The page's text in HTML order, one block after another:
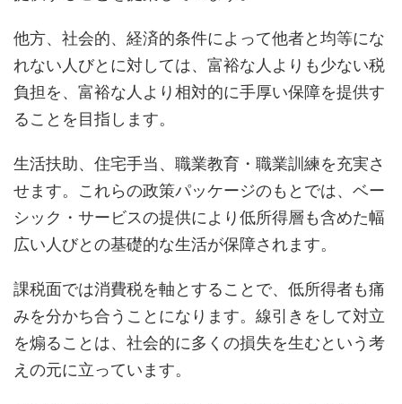
他方、社会的、経済的条件によって他者と均等にな
れない人びとに対しては、富裕な人よりも少ない税
負担を、富裕な人より相対的に手厚い保障を提供す
ることを目指します。
生活扶助、住宅手当、職業教育・職業訓練を充実さ
せます。これらの政策パッケージのもとでは、ベー
シック・サービスの提供により低所得層も含めた幅
広い人びとの基礎的な生活が保障されます。
課税面では消費税を軸とすることで、低所得者も痛
みを分かち合うことになります。線引きをして対立
を煽ることは、社会的に多くの損失を生むという考
えの元に立っています。